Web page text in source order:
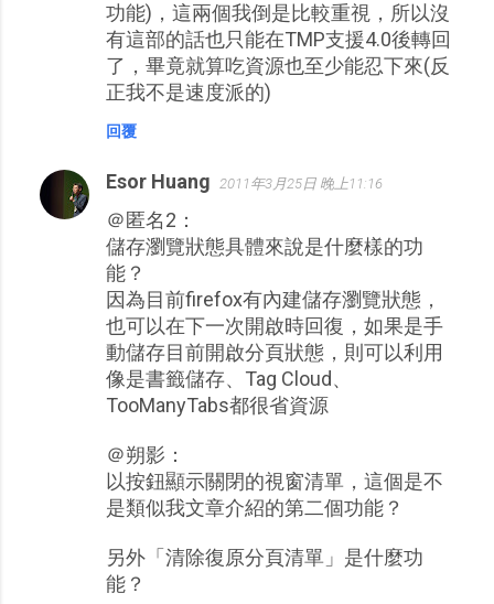
功能)，這兩個我倒是比較重視，所以沒
有這部的話也只能在TMP支援4.0後轉回
了，畢竟就算吃資源也至少能忍下來(反
正我不是速度派的)
回覆
Esor Huang 2011年3月25日 晚上11:16
＠匿名2：
儲存瀏覽狀態具體來說是什麼樣的功
能？
因為目前firefox有內建儲存瀏覽狀態，
也可以在下一次開啟時回復，如果是手
動儲存目前開啟分頁狀態，則可以利用
像是書籤儲存、Tag Cloud、
TooManyTabs都很省資源
＠朔影：
以按鈕顯示關閉的視窗清單，這個是不
是類似我文章介紹的第二個功能？
另外「清除復原分頁清單」是什麼功
能？